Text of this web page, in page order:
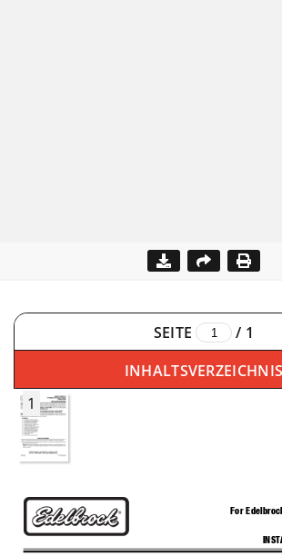
SEITE / 1
INHALTSVERZEICHNIS
1
For
INST
®